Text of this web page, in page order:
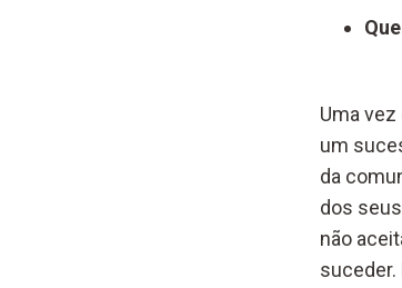
Uma
um
da
dos
não